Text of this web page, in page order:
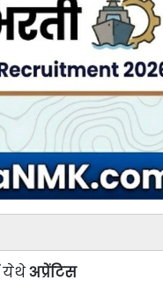
येथेअप्रेंटिस